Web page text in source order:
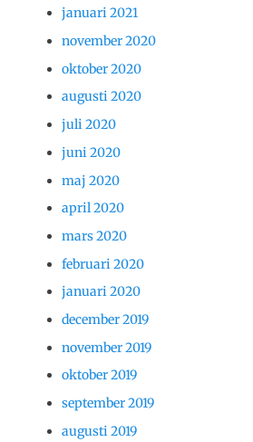
januari 2021
november 2020
oktober 2020
augusti 2020
juli 2020
juni 2020
maj 2020
april 2020
mars 2020
februari 2020
januari 2020
december 2019
november 2019
oktober 2019
september 2019
augusti 2019